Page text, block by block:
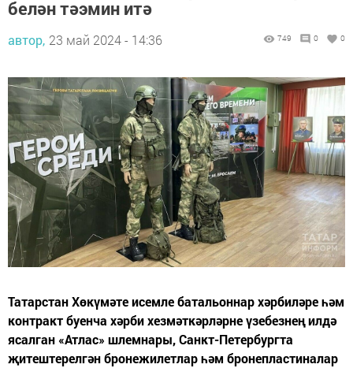
белән тәэмин итә
автор, 23 май 2024 - 14:36 749 0 0
Татарстан Хөкүмәте исемле батальоннар хәрбиләре һәм
контракт буенча хәрби хезмәткәрләрне үзебезнең илдә
ясалган «Атлас» шлемнары, Санкт-Петербургта
җитештерелгән бронежилетлар һәм бронепластиналар